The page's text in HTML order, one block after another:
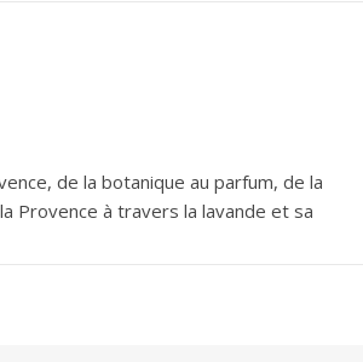
de la botanique au parfum, de la
Provence à travers la lavande et sa